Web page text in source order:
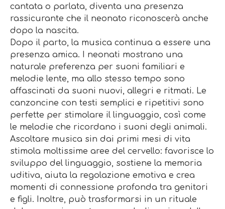
cantata o parlata, diventa una presenza
rassicurante che il neonato riconoscerà anche
dopo la nascita.
Dopo il parto, la musica continua a essere una
presenza amica. I neonati mostrano una
naturale preferenza per suoni familiari e
melodie lente, ma allo stesso tempo sono
affascinati da suoni nuovi, allegri e ritmati. Le
canzoncine con testi semplici e ripetitivi sono
perfette per stimolare il linguaggio, così come
le melodie che ricordano i suoni degli animali.
Ascoltare musica sin dai primi mesi di vita
stimola moltissime aree del cervello: favorisce lo
sviluppo del linguaggio, sostiene la memoria
uditiva, aiuta la regolazione emotiva e crea
momenti di connessione profonda tra genitori
e figli. Inoltre, può trasformarsi in un rituale